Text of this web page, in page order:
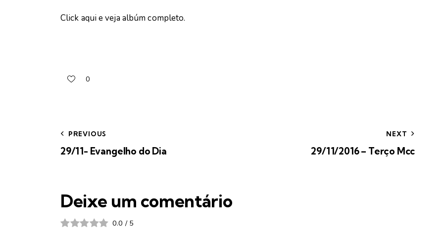
Click aqui e veja albúm completo.
0
PREVIOUS
29/11- Evangelho do Dia
NEXT
29/11/2016 – Terço Mcc
Deixe um comentário
0.0 / 5